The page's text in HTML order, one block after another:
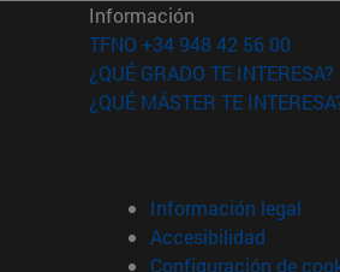
ventana)
nueva ventana)
en nueva ventana)
en nueva ventana)
Información
TFNO +34 948 42 56 00
¿QUÉ GRADO TE INTERESA?
¿QUÉ MÁSTER TE
Información legal
Accesibilidad
Configuración de